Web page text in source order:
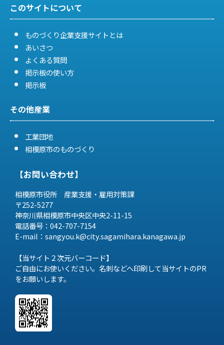
このサイトについて
ものづくり企業支援サイトとは
あいさつ
よくある質問
掲示板の使い方
掲示板
その他産業
工業団地
相模原市のものづくり
【お問い合わせ】
相模原市役所 産業支援・雇用対策課
〒252-5277
神奈川県相模原市中央区中央2-11-15
電話番号：042-707-7154
E-mail：sangyou.k@city.sagamihara.kanagawa.jp
【当サイト２次元バーコード】
ご自由にお使いください。名刺などへ印刷して当サイトのPR
をお願いします。